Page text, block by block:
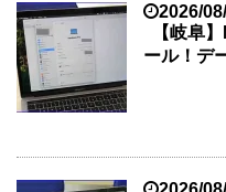
2026/
【岐阜
ール！デ